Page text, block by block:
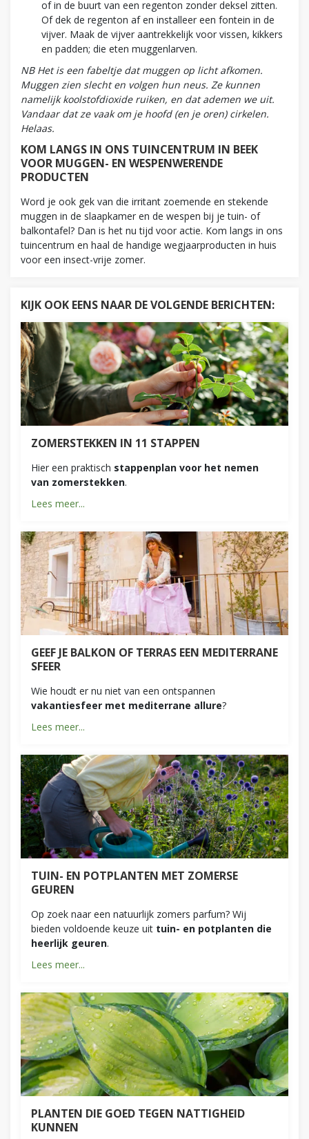
of in de buurt van een regenton zonder deksel zitten.
Of dek de regenton af en installeer een fontein in de
vijver. Maak de vijver aantrekkelijk voor vissen, kikkers
en padden; die eten muggenlarven.
NB Het is een fabeltje dat muggen op licht afkomen.
Muggen zien slecht en volgen hun neus. Ze kunnen
namelijk koolstofdioxide ruiken, en dat ademen we uit.
Vandaar dat ze vaak om je hoofd (en je oren) cirkelen.
Helaas.
KOM LANGS IN ONS TUINCENTRUM IN BEEK
VOOR MUGGEN- EN WESPENWERENDE
PRODUCTEN
Word je ook gek van die irritant zoemende en stekende
muggen in de slaapkamer en de wespen bij je tuin- of
balkontafel? Dan is het nu tijd voor actie. Kom langs in ons
tuincentrum en haal de handige wegjaarproducten in huis
voor een insect-vrije zomer.
KIJK OOK EENS NAAR DE VOLGENDE BERICHTEN:
ZOMERSTEKKEN IN 11 STAPPEN
Hier een praktisch stappenplan voor het nemen
van zomerstekken.
Lees meer...
GEEF JE BALKON OF TERRAS EEN MEDITERRANE
SFEER
Wie houdt er nu niet van een ontspannen
vakantiesfeer met mediterrane allure?
Lees meer...
TUIN- EN POTPLANTEN MET ZOMERSE
GEUREN
Op zoek naar een natuurlijk zomers parfum? Wij
bieden voldoende keuze uit tuin- en potplanten die
heerlijk geuren.
Lees meer...
PLANTEN DIE GOED TEGEN NATTIGHEID
KUNNEN